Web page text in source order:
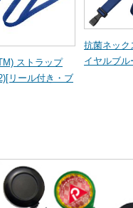
ストラップ
リール付き・ブ
抗菌ネック
イヤルブル